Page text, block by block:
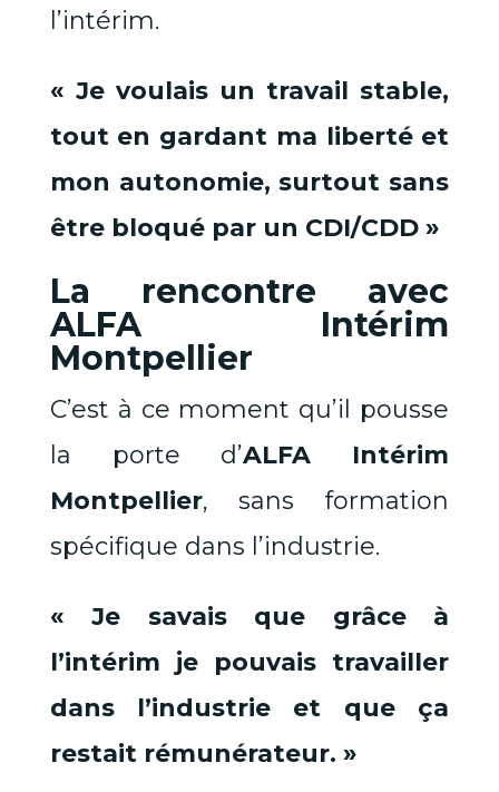
l’intérim.
« Je voulais un travail stable,
tout en gardant ma liberté et
mon autonomie, surtout sans
être bloqué par un CDI/CDD »
La rencontre avec
ALFA Intérim
Montpellier
C’est à ce moment qu’il pousse
la porte d’ALFA Intérim
Montpellier, sans formation
spécifique dans l’industrie.
« Je savais que grâce à
l’intérim je pouvais travailler
dans l’industrie et que ça
restait rémunérateur. »